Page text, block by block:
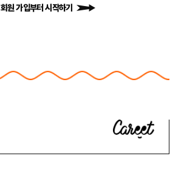
회원 가입부터 시작하기